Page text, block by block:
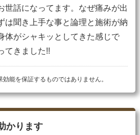
世話になってます。なぜ痛みが出
は聞き上手な事と論理と施術が納
体がシャキッとしてきた感じで
てきました!!
能を保証するものではありません。
かります